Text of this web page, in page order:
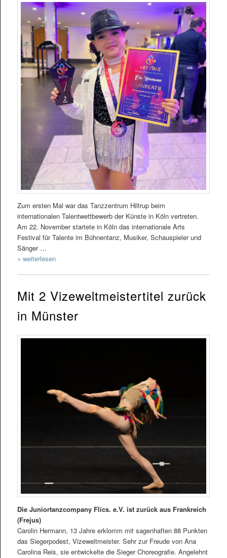
Zum ersten Mal war das Tanzzentrum Hiltrup beim
internationalen Talentwettbewerb der Künste in Köln vertreten.
Am 22. November startete in Köln das internationale Arts
Festival für Talente im Bühnentanz, Musiker, Schauspieler und
Sänger …
» weiterlesen
Mit 2 Vizeweltmeistertitel zurück
in Münster
Die Juniortanzcompany Flics. e.V. ist zurück aus Frankreich
(Frejus)
Carolin Hermann, 13 Jahre erklomm mit sagenhaften 88 Punkten
das Siegerpodest, Vizeweltmeister. Sehr zur Freude von Ana
Carolina Reis, sie entwickelte die Sieger Choreografie. Angelehnt